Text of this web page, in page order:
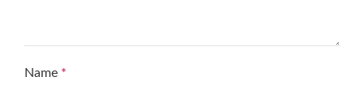
Name *